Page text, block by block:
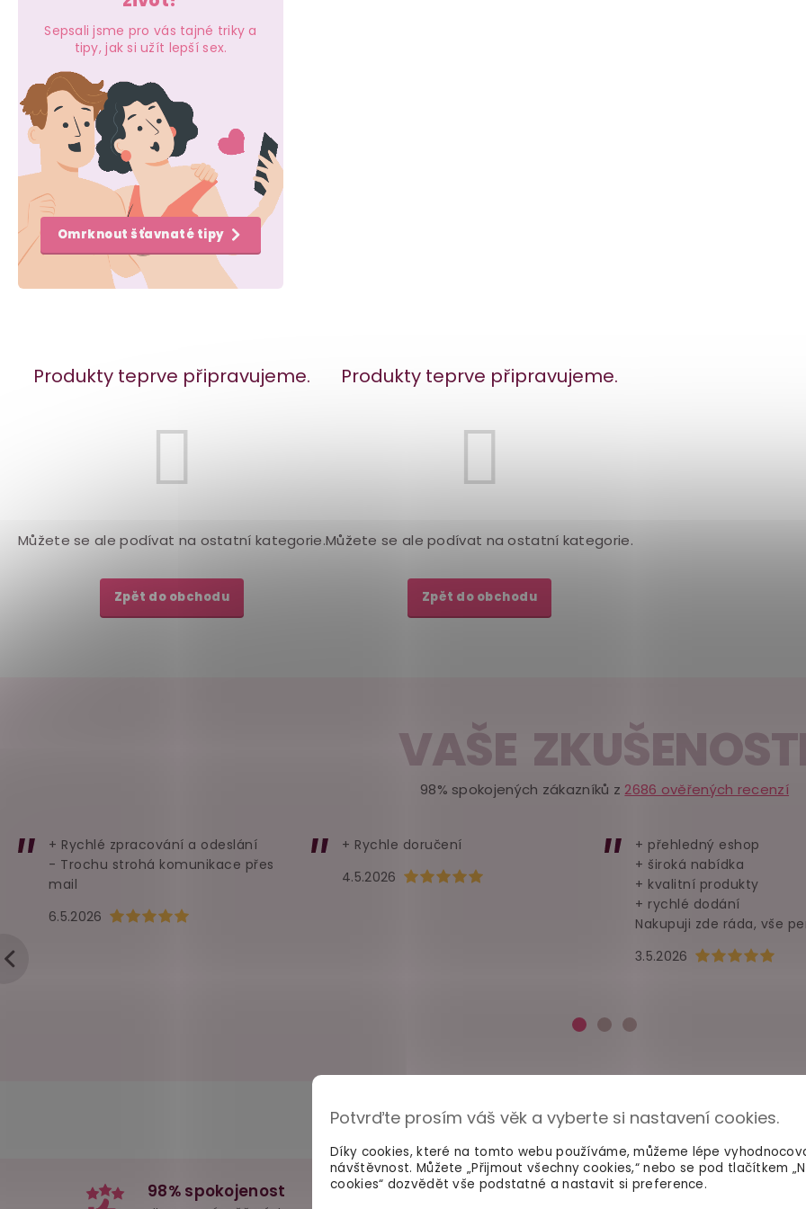
Potvrďte prosím váš věk a vyberte si nastavení cookies.
Díky cookies, které na tomto webu používáme, můžeme lépe
návštěvnost. Můžete „Přijmout všechny cookies,“ nebo se pod tlačítkem
cookies“ dozvědět vše podstatné a nastavit si preference.
Sepsali jsme pro vás tajné triky a
tipy, jak si užít lepší sex.
Omrknout šťavnaté tipy
Produkty teprve připravujeme.
Můžete se ale podívat na ostatní kategorie.
Zpět do obchodu
Produkty teprve připravujeme.
Můžete se ale podívat na ostatní kategorie.
Zpět do obchodu
VAŠE
98% spokojených zákazníků z 2686 ověřených recenzí
Hodnocení obchodu je 5 z 5 hvězdiček.
6.5.2026
+ Rychlé zpracování a odeslání
- Trochu strohá komunikace přes
mail
Hodnocení obchodu je 5 z 5 hvězdiček.
4.5.2026
+ Rychle doručení
Hodnocení
3.5.2026
+ přehledný eshop
+ široká nabídka
+ kvalitní produkty
+ rychlé dodání
Nakupuji zde ráda, vše
98% spokojenost 100% diskrétní balení Dodání do 2. dne